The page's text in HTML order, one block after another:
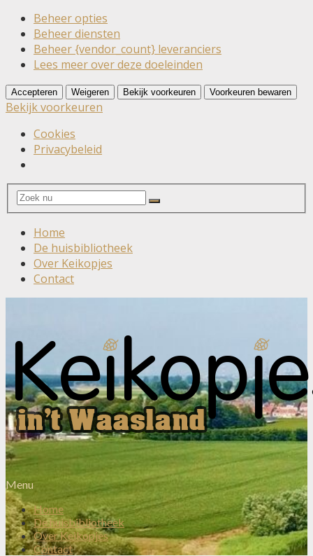
Beheer opties
Beheer diensten
Beheer {vendor_count} leveranciers
Lees meer over deze doeleinden
Accepteren Weigeren Bekijk voorkeuren Voorkeuren bewaren
Bekijk voorkeuren
Cookies
Privacybeleid
Search
for:
Search
Home
De huisbibliotheek
Over Keikopjes
Contact
Menu
Home
De huisbibliotheek
Over Keikopjes
Contact